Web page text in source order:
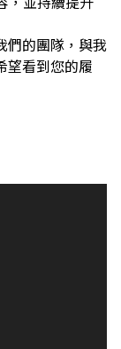
們的團隊，與我
望看到您的履